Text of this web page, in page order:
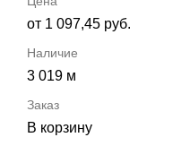
от 1 097,45 руб.
3 019 м
В корзину